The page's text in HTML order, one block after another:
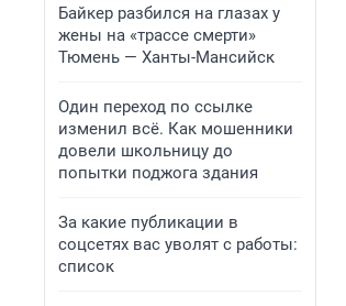
Байкер разбился на глазах у
жены на «трассе смерти»
Тюмень — Ханты-Мансийск
Один переход по ссылке
изменил всё. Как мошенники
довели школьницу до
попытки поджога здания
За какие публикации в
соцсетях вас уволят с работы:
список